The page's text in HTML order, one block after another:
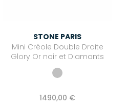
STONE PARIS
Mini Créole Double Droite
Glory Or noir et Diamants
1490,00 €